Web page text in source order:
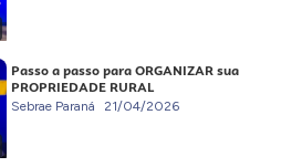
Passo a passo para ORGANIZAR sua
PROPRIEDADE RURAL
Sebrae Paraná 21/04/2026